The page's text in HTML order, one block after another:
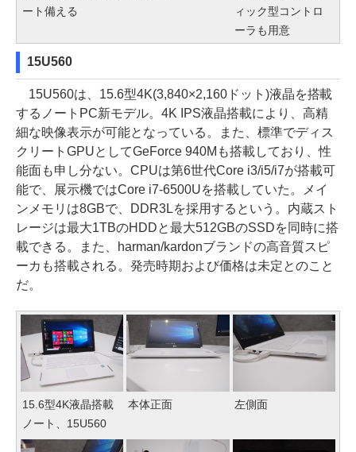
ート備える
ィック型コントロ
ーラも用意
15U560
15U560は、15.6型4K(3,840×2,160ドット)液晶を搭載
するノートPC新モデル。4K IPS液晶搭載により、高精
細な映像表示が可能となっている。また、標準でディス
クリートGPUとしてGeForce 940Mも搭載しており、性
能面も申し分ない。CPUは第6世代Core i3/i5/i7が搭載可
能で、展示機ではCore i7-6500Uを搭載していた。メイ
ンメモリは8GBで、DDR3Lを採用するという。内蔵スト
レージは最大1TBのHDDと最大512GBのSSDを同時に搭
載できる。また、harman/kardonブランドの高音質スピ
ーカも搭載される。発売時期および価格は未定とのこと
だ。
15.6型4K液晶搭載
ノート、15U560
本体正面 左側面